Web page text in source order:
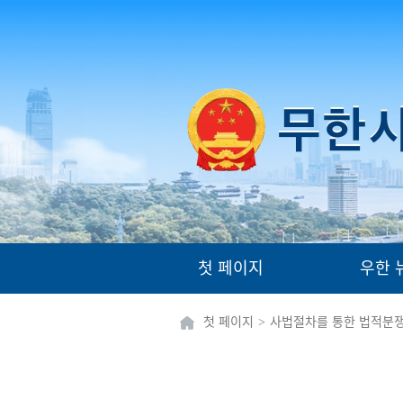
첫 페이지 우한
첫 페이지 > 사법절차를 통한 법적분